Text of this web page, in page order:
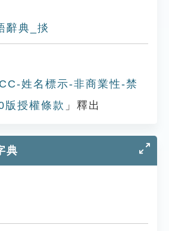
辭典_掞
姓名標示-非商業性-禁
授權條款 」釋出
典